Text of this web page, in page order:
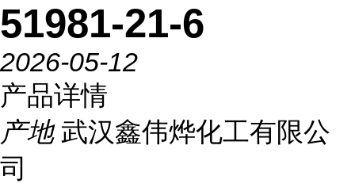
51981-21-6
2026-05-12
产品详情
产地 武汉鑫伟烨化工有限公
司